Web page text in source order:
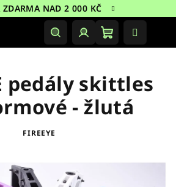
ZDARMA NAD 2 000 KČ
HledatPřihlášeníNákupní
pedály skittles
- žlutá
FIREEYE